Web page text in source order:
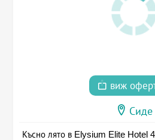
виж
Сиде
Късно лято в Elysium Elite Hotel